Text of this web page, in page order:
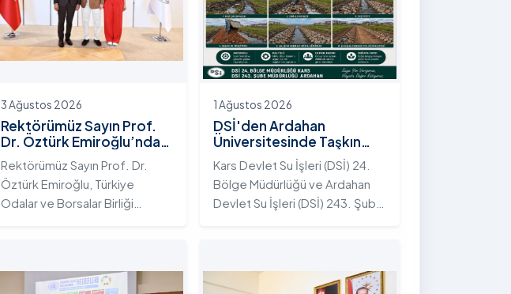
3 Ağustos 2026
Rektörümüz Sayın Prof.
Dr. Öztürk Emiroğlu’ndan
TOBB Başkanı Sayın M.
Rifat Hisarcıklıoğlu’na
Ziyaret
Rektörümüz Sayın Prof. Dr.
Öztürk Emiroğlu, Türkiye
Odalar ve Borsalar Birliği
Rektörümüze, eşi Sayın Dr.
1 Ağustos 2026
DSİ'den Ardahan
Üniversitesinde Taşkın
Koruma Projesi: İstifli Taş
Tahkimatı Çalışmaları
Tamamlandı
Kars Devlet Su İşleri (DSİ) 24.
Bölge Müdürlüğü ve Ardahan
Devlet Su İşleri (DSİ) 243. Şube
Üniversitesi yerleşkesinde